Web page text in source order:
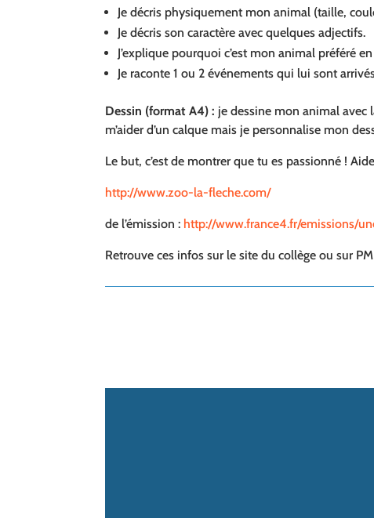
Je décris physiquement mon animal (taille,
Je décris son caractère avec quelques adjectifs.
J’explique pourquoi c’est mon animal préféré
Je raconte 1 ou 2 événements qui lui sont
Dessin (format A4) : je dessine mon animal avec
m’aider d’un calque mais je personnalise mon
Le but, c’est de montrer que tu es passionné !
http://www.zoo-la-fleche.com/
de l’émission : http://www.france4.fr/emissions/
Retrouve ces infos sur le site du collège ou sur